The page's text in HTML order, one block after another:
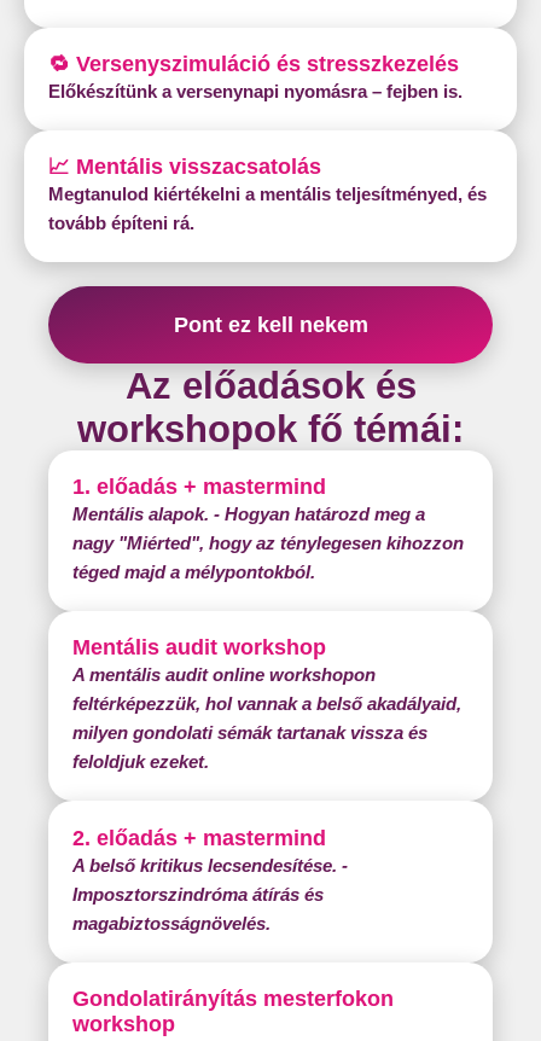
🔁 Versenyszimuláció és stresszkezelés
Előkészítünk a versenynapi nyomásra – fejben is.
📈 Mentális visszacsatolás
Megtanulod kiértékelni a mentális teljesítményed, és
tovább építeni rá.
Pont ez kell nekem
Az előadások és
workshopok fő témái:
1. előadás + mastermind
Mentális alapok. - Hogyan határozd meg a
nagy "Miérted", hogy az ténylegesen kihozzon
téged majd a mélypontokból.
Mentális audit workshop
A mentális audit online workshopon
feltérképezzük, hol vannak a belső akadályaid,
milyen gondolati sémák tartanak vissza és
feloldjuk ezeket.
2. előadás + mastermind
A belső kritikus lecsendesítése. -
Imposztorszindróma átírás és
magabiztosságnövelés.
Gondolatirányítás mesterfokon
workshop